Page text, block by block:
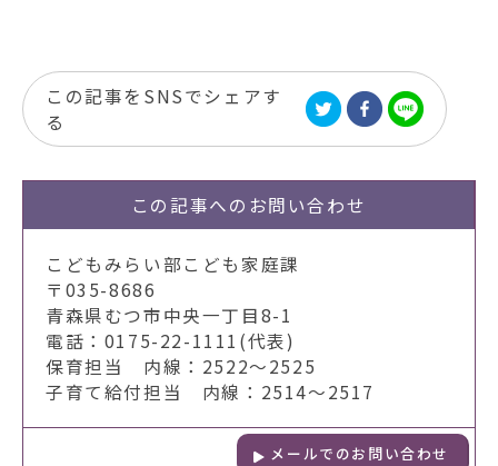
この記事をSNSでシェアす
る
この記事への お問い合わせ
こどもみらい部こども家庭課
〒035-8686
青森県むつ市中央一丁目8-1
電話：0175-22-1111(代表)
保育担当 内線：2522～2525
子育て給付担当 内線：2514～2517
メールでのお問い合わせ